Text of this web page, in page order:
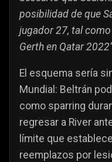
posibilidad de que
jugador 27, tal
Gerth en Qatar
El esquema sería
Mundial: Beltrán
como sparring
regresar a River
límite que
reemplazos por